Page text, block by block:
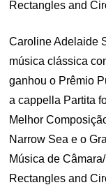
Rectangles and
Caroline Adelaide
música clássica
ganhou o Prêmio
a cappella Partita
Melhor
Narrow Sea e o
Música de
Rectangles and